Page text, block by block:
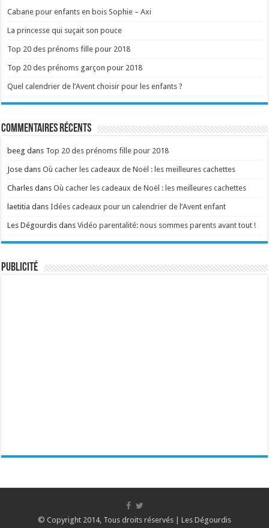
Cabane pour enfants en bois Sophie – Axi
La princesse qui suçait son pouce
Top 20 des prénoms fille pour 2018
Top 20 des prénoms garçon pour 2018
Quel calendrier de l’Avent choisir pour les enfants ?
Commentaires récents
beeg dans Top 20 des prénoms fille pour 2018
Jose dansOù cacher les cadeaux de Noël : les meilleures cachettes
Charles dansOù cacher les cadeaux de Noël : les meilleures cachettes
laetitia dansIdées cadeaux pour un calendrier de l’Avent enfant
Les Dégourdis dansVidéo parentalité: nous sommes parents avant tout !
Publicité
© Copyright 2014, Tous droits réservés | Les Dégourdis